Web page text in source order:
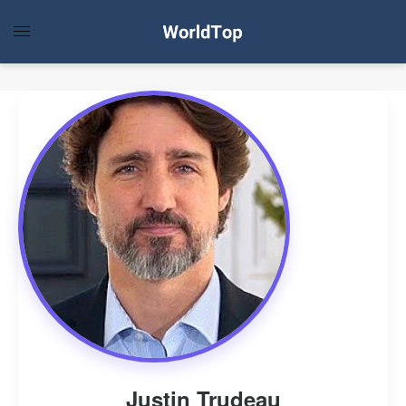
Justin Trudeau